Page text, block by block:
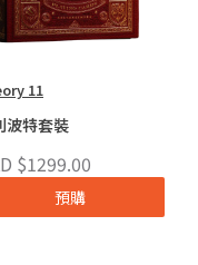
11
波特套裝
$1299.00
預購